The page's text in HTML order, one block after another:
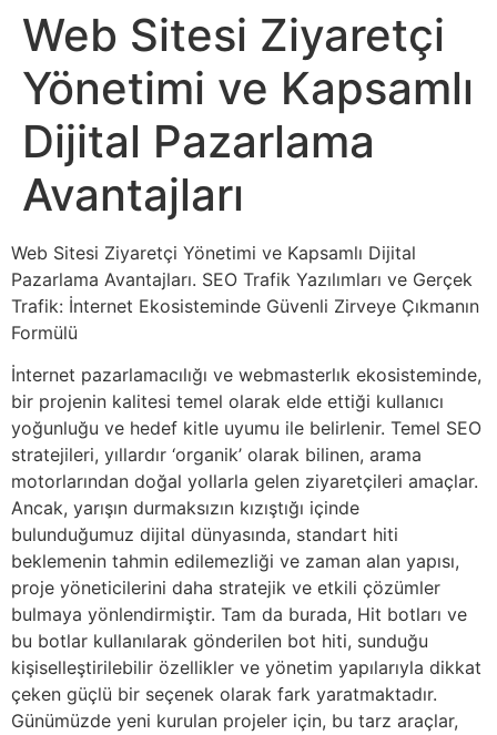
Web Sitesi Ziyaretçi
Yönetimi ve Kapsamlı
Dijital Pazarlama
Avantajları
Web Sitesi Ziyaretçi Yönetimi ve Kapsamlı Dijital
Pazarlama Avantajları. SEO Trafik Yazılımları ve Gerçek
Trafik: İnternet Ekosisteminde Güvenli Zirveye Çıkmanın
Formülü
İnternet pazarlamacılığı ve webmasterlık ekosisteminde,
bir projenin kalitesi temel olarak elde ettiği kullanıcı
yoğunluğu ve hedef kitle uyumu ile belirlenir. Temel SEO
stratejileri, yıllardır ‘organik’ olarak bilinen, arama
motorlarından doğal yollarla gelen ziyaretçileri amaçlar.
Ancak, yarışın durmaksızın kızıştığı içinde
bulunduğumuz dijital dünyasında, standart hiti
beklemenin tahmin edilemezliği ve zaman alan yapısı,
proje yöneticilerini daha stratejik ve etkili çözümler
bulmaya yönlendirmiştir. Tam da burada, Hit botları ve
bu botlar kullanılarak gönderilen bot hiti, sunduğu
kişiselleştirilebilir özellikler ve yönetim yapılarıyla dikkat
çeken güçlü bir seçenek olarak fark yaratmaktadır.
Günümüzde yeni kurulan projeler için, bu tarz araçlar,